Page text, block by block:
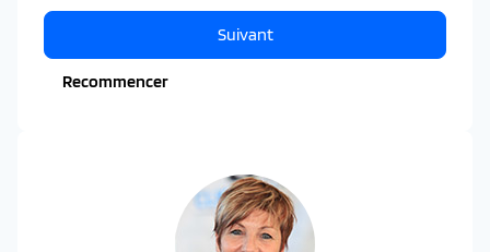
Recommencer
Suivant